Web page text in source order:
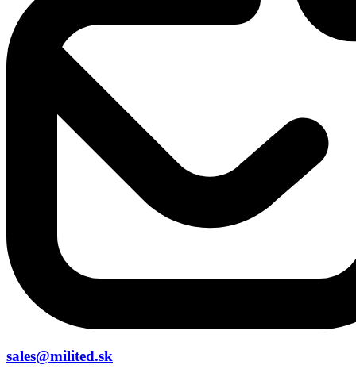
sales@milited.sk